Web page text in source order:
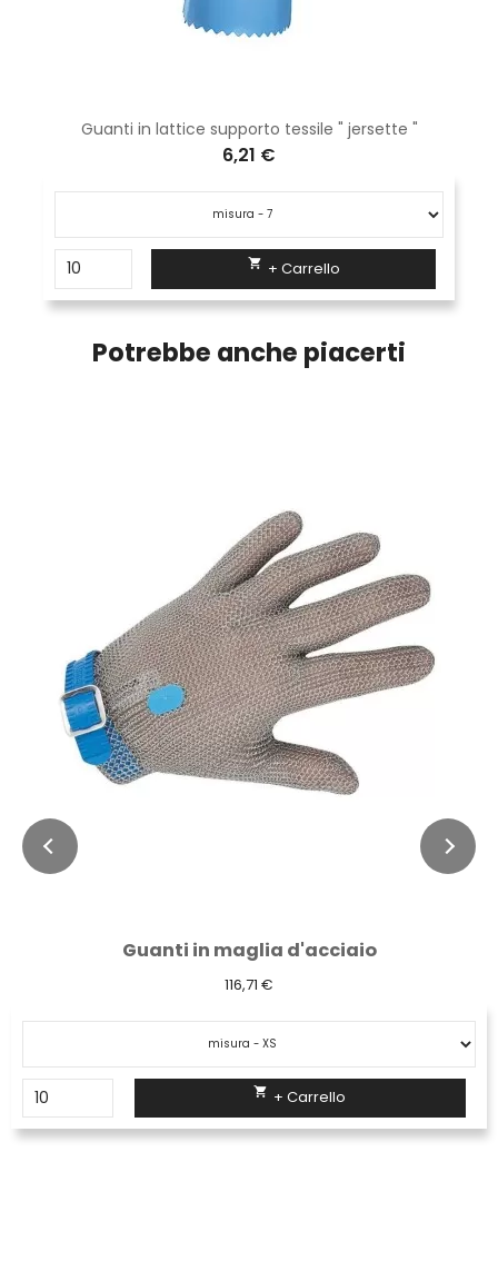
Guanti in lattice supporto tessile " jersette "
6,21 €
 + Carrello
Potrebbe anche piacerti
Guanti in maglia d'acciaio
116,71 €
 + Carrello